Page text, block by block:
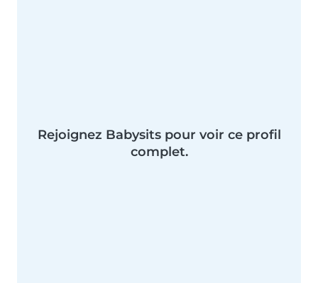
Rejoignez Babysits pour voir ce profil
complet.